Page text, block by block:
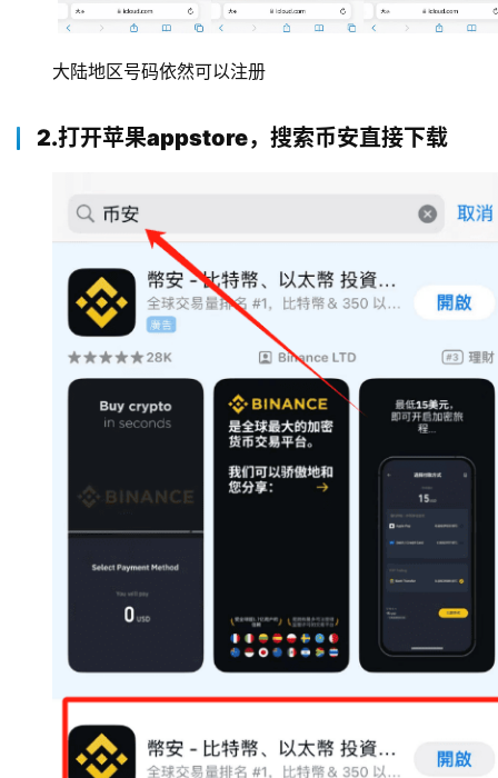
析
大陆地区号码依然可以注册
2.打开苹果appstore，搜索币安直接下载